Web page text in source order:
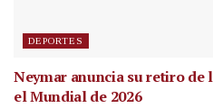
DEPORTES
Neymar anuncia su retiro de
el Mundial de 2026